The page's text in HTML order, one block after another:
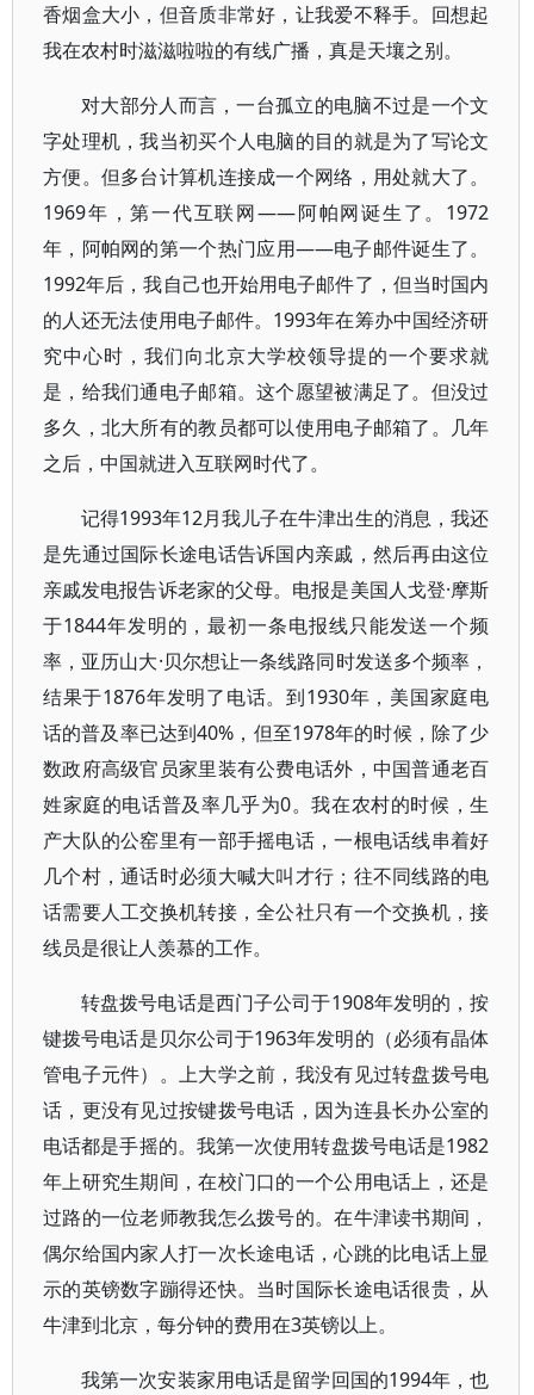
香烟盒大小，但音质非常好，让我爱不释手。回想起
我在农村时滋滋啦啦的有线广播，真是天壤之别。
对大部分人而言，一台孤立的电脑不过是一个文
字处理机，我当初买个人电脑的目的就是为了写论文
方便。但多台计算机连接成一个网络，用处就大了。
1969年，第一代互联网——阿帕网诞生了。1972
年，阿帕网的第一个热门应用——电子邮件诞生了。
1992年后，我自己也开始用电子邮件了，但当时国内
的人还无法使用电子邮件。1993年在筹办中国经济研
究中心时，我们向北京大学校领导提的一个要求就
是，给我们通电子邮箱。这个愿望被满足了。但没过
多久，北大所有的教员都可以使用电子邮箱了。几年
之后，中国就进入互联网时代了。
记得1993年12月我儿子在牛津出生的消息，我还
是先通过国际长途电话告诉国内亲戚，然后再由这位
亲戚发电报告诉老家的父母。电报是美国人戈登·摩斯
于1844年发明的，最初一条电报线只能发送一个频
率，亚历山大·贝尔想让一条线路同时发送多个频率，
结果于1876年发明了电话。到1930年，美国家庭电
话的普及率已达到40%，但至1978年的时候，除了少
数政府高级官员家里装有公费电话外，中国普通老百
姓家庭的电话普及率几乎为0。我在农村的时候，生
产大队的公窑里有一部手摇电话，一根电话线串着好
几个村，通话时必须大喊大叫才行；往不同线路的电
话需要人工交换机转接，全公社只有一个交换机，接
线员是很让人羡慕的工作。
转盘拨号电话是西门子公司于1908年发明的，按
键拨号电话是贝尔公司于1963年发明的（必须有晶体
管电子元件）。上大学之前，我没有见过转盘拨号电
话，更没有见过按键拨号电话，因为连县长办公室的
电话都是手摇的。我第一次使用转盘拨号电话是1982
年上研究生期间，在校门口的一个公用电话上，还是
过路的一位老师教我怎么拨号的。在牛津读书期间，
偶尔给国内家人打一次长途电话，心跳的比电话上显
示的英镑数字蹦得还快。当时国际长途电话很贵，从
牛津到北京，每分钟的费用在3英镑以上。
我第一次安装家用电话是留学回国的1994年，也